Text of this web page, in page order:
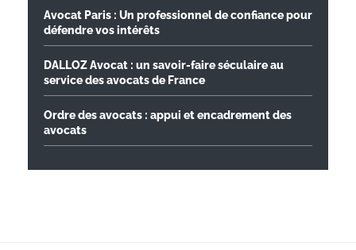
Avocat Paris : Un professionnel de confiance pour
défendre vos intérêts
DALLOZ Avocat : un savoir-faire séculaire au
service des avocats de France
Ordre des avocats : appui et encadrement des
avocats